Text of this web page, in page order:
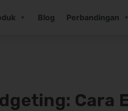
Blog Perbandingan
Cara